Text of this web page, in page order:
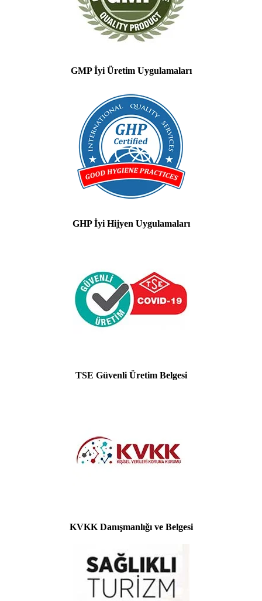
GMP İyi Üretim Uygulamaları
GHP İyi Hijyen Uygulamaları
TSE Güvenli Üretim Belgesi
KVKK Danışmanlığı ve Belgesi